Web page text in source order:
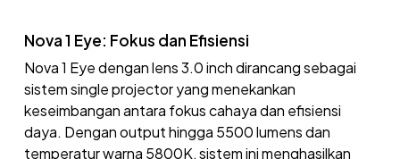
Nova 1 Eye: Fokus dan Efisiensi
Nova 1 Eye dengan lens 3.0 inch dirancang sebagai
sistem single projector yang menekankan
keseimbangan antara fokus cahaya dan efisiensi
daya. Dengan output hingga 5500 lumens dan
temperatur warna 5800K, sistem ini menghasilkan